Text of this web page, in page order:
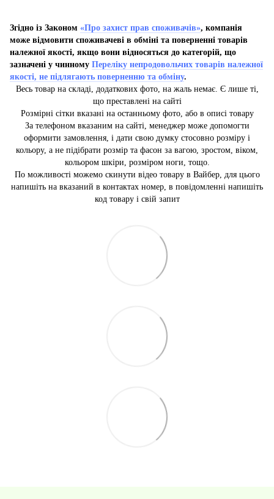
Згідно із Законом «Про захист прав споживачів», компанія
може відмовити споживачеві в обміні та поверненні товарів
належної якості, якщо вони відносяться до категорій, що
зазначені у чинному Переліку непродовольчих товарів належної
якості, не підлягають поверненню та обміну.
Весь товар на складі, додаткових фото, на жаль немає. Є лише ті,
що преставлені на сайті
Розмірні сітки вказані на останньому фото, або в описі товару
За телефоном вказаним на сайті, менеджер може допомогти
оформити замовлення, і дати свою думку стосовно розміру і
кольору, а не підібрати розмір та фасон за вагою, зростом, віком,
кольором шкіри, розміром ноги, тощо.
По можливості можемо скинути відео товару в Вайбер, для цього
напишіть на вказаний в контактах номер, в повідомленні напишіть
код товару і свій запит